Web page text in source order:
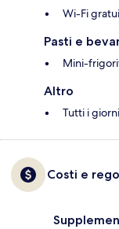
Wi-Fi
Pasti e
Mini-
Altro
Tutti i giorni
Costi e